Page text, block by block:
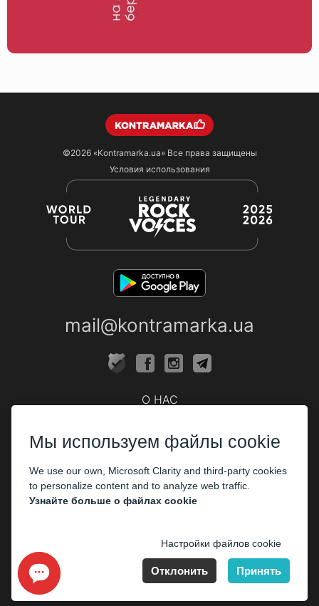
©2026 «Kontramarka.ua»Все права защищены
Условия использования
mail@kontramarka.ua
О НАС
ПАРТНЕРАМ
Организаторам
Корпоративным клиентам
Мы используем файлы cookie
We use our own, Microsoft Clarity and third-party cookies
to personalize content and to analyze web traffic.
Узнайте больше о файлах cookie
Настройки файлов cookie
Отклонить Принять